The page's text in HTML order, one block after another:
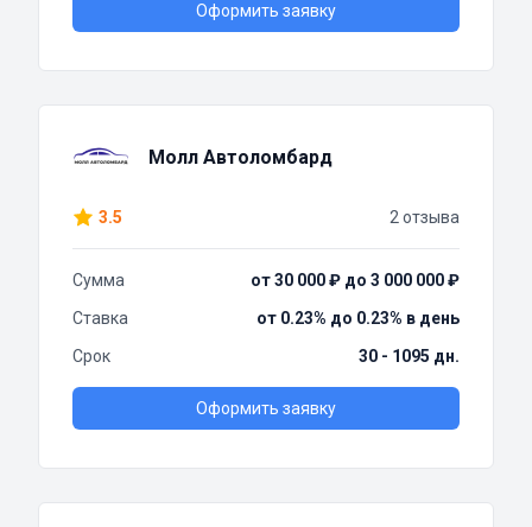
Оформить заявку
Молл Автоломбард
3.5 2 отзыва
Сумма
от 30 000 ₽ до 3 000 000 ₽
Ставка
от 0.23% до 0.23% в день
Срок
30 - 1095 дн.
Оформить заявку